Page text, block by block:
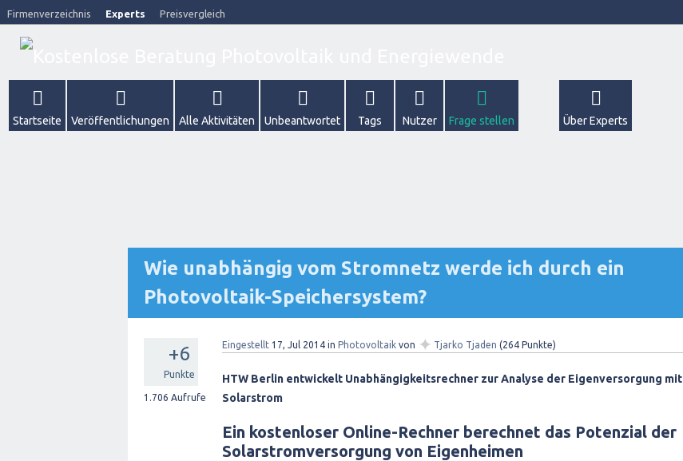
Firmenverzeichnis Experts Preisvergleich
Startseite Veröffentlichungen Alle Aktivitäten Unbeantwortet Tags Nutzer Frage stellen Über Experts
Wie unabhängig vom Stromnetz werde ich durch ein
Photovoltaik-Speichersystem?
+6
Punkte
1.706 Aufrufe
Eingestellt 17, Jul 2014 in Photovoltaik von ✦ Tjarko Tjaden (264 Punkte)
HTW Berlin entwickelt Unabhängigkeitsrechner zur Analyse der Eigenversorgung mit
Solarstrom
Ein kostenloser Online-Rechner berechnet das Potenzial der
Solarstromversorgung von Eigenheimen